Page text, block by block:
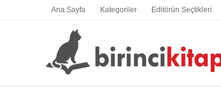
Ana Sayfa Kategoriler Editörün Seçtikleri